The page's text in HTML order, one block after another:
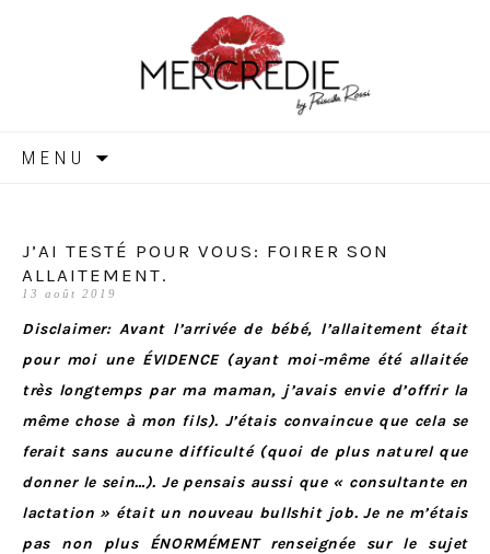
MERCREDIE
MENU
J’AI TESTÉ POUR VOUS: FOIRER SON
ALLAITEMENT.
13 août 2019
Disclaimer: Avant l’arrivée de bébé, l’allaitement était
pour moi une ÉVIDENCE (ayant moi-même été allaitée
très longtemps par ma maman, j’avais envie d’offrir la
même chose à mon fils). J’étais convaincue que cela se
ferait sans aucune difficulté (quoi de plus naturel que
donner le sein…). Je pensais aussi que « consultante en
lactation » était un nouveau bullshit job. Je ne m’étais
pas non plus ÉNORMÉMENT renseignée sur le sujet